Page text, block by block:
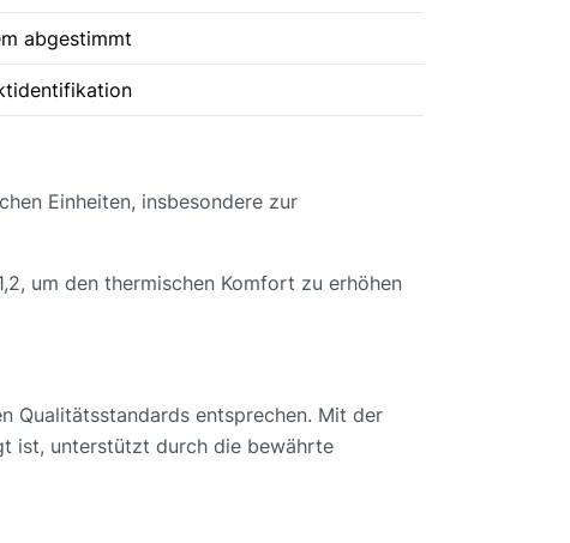
abgestimmt
Einheiten, insbesondere zur
um den thermischen Komfort zu erhöhen
Qualitätsstandards entsprechen. Mit der
ist, unterstützt durch die bewährte